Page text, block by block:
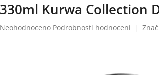
330ml Kurwa Collection
Průměrné
Neohodnoceno Podrobnosti hodnocení